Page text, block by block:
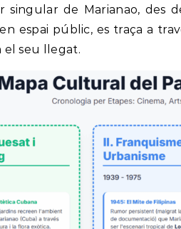
singular de Marianao, des
espai públic, es traça a
el seu llegat.